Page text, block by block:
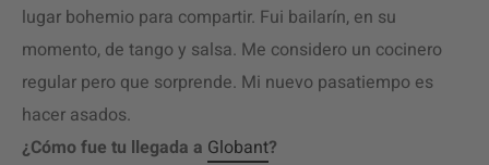
lugar bohemio para compartir. Fui bailarín, en su
momento, de tango y salsa. Me considero un cocinero
regular pero que sorprende. Mi nuevo pasatiempo es
hacer asados.
¿Cómo fue tu llegada a Globant?